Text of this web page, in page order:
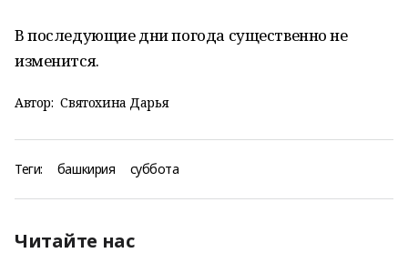
В последующие дни погода существенно не
изменится.
Автор: Святохина Дарья
Теги: башкирия суббота
Читайте нас